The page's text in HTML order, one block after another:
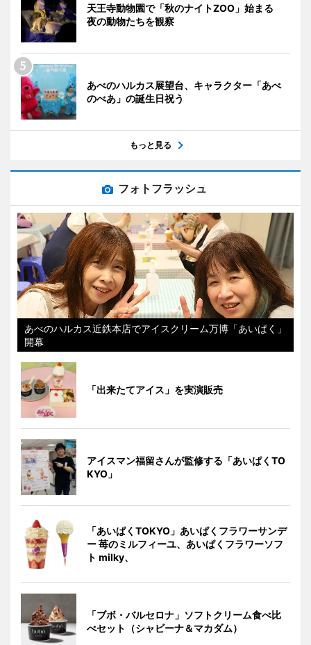
天王寺動物園で「秋のナイトZOO」始まる
夜の動物たちを観察
あべのハルカス展望台、キャラクター「あべ
のべあ」の誕生日祝う
もっと見る
フォトフラッシュ
あべのハルカス近鉄本店でアイスクリーム万博「あいぱく」
開幕
「出来たてアイス」を実演販売
アイスマン福留さんが監修する「あいぱくTO
KYO」
「あいぱくTOKYO」あいぱくフラワーサンデ
ー 苺のミルフィーユ、あいぱくフラワーソフ
ト milky、
「ブボ・バルセロナ」ソフトクリーム食べ比
べセット（シャビーナ＆マカダム）